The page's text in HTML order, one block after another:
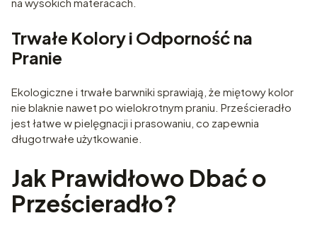
Trwałe Kolory i Odporność na
Pranie
Ekologiczne i trwałe barwniki sprawiają, że miętowy kolor
nie blaknie nawet po wielokrotnym praniu. Prześcieradło
jest łatwe w pielęgnacji i prasowaniu, co zapewnia
długotrwałe użytkowanie.
Jak Prawidłowo Dbać o
Prześcieradło?